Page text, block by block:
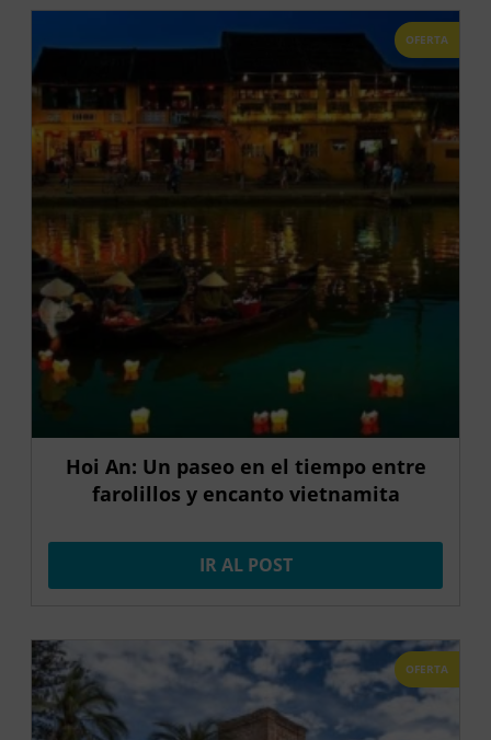
OFERTA
Hoi An: Un paseo en el tiempo entre
farolillos y encanto vietnamita
IR AL POST
OFERTA